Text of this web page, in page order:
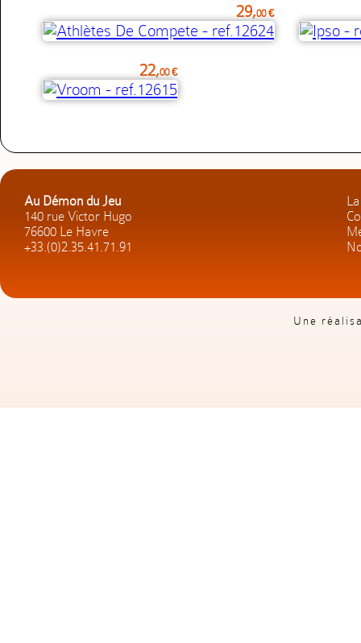
29,00 €
22,00 €
Au Démon du Jeu
140 rue Victor Hugo
76600 Le Havre
+33.(0)2.35.41.71.91
Une